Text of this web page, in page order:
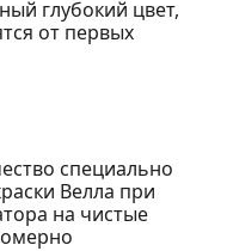
глубокий цвет,
от первых
специально
Велла при
на чистые